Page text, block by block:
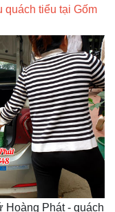
quách tiểu tại Gốm
Hoàng Phát - quách